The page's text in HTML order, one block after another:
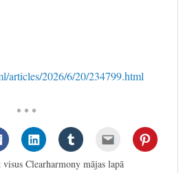
articles/2026/6/20/234799.html
* * *
Clearharmony mājas lapā